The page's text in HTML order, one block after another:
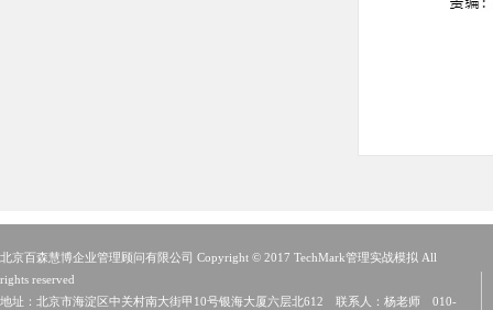
北京百森慧博企业管理顾问有限公司 Copyright © 2017 TechMark管理实战模拟 All
rights reserved
地址：北京市海淀区中关村南大街甲10号银海大厦六层北612 联系人：杨老师 010-